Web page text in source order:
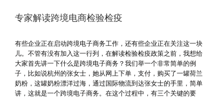
专家解读跨境电商检验检疫
有些企业正在启动跨境电子商务工作，还有些企业正在关注这一块
儿。不管有没有加入这一行列，在解读检验检疫政策之前，我想给
大家首先讲一下什么是跨境电子商务？我们举一个非常简单的例
子，比如说杭州的张女士，她从网上下单，支付，购买了一罐荷兰
奶粉，这罐奶粉漂洋过海，通过国际物流到达张女士的手里，简单
讲，这就是一个跨境电子商务。在这个过程中，有三个关键的要